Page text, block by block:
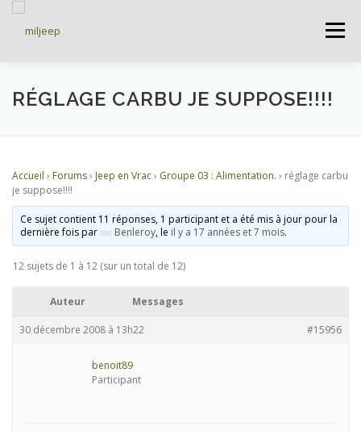
Menu
ACCUEIL ARTICLES PETITES ANNONCES
DOCUMENTATIONS FORUMS S’INSCRIRE
CONNEXION
RÉGLAGE CARBU JE SUPPOSE!!!!
Accueil › Forums› Jeep en Vrac› Groupe 03 : Alimentation. › réglage carbu
je suppose!!!!
Ce sujet contient 11 réponses, 1 participant et a été mis à jour pour la
dernière fois par
Benleroy, le il y a 17 années et 7 mois.
12 sujets de 1 à 12 (sur un total de 12)
Auteur Messages
30 décembre 2008 à 13h22 #15956
benoit89
Participant